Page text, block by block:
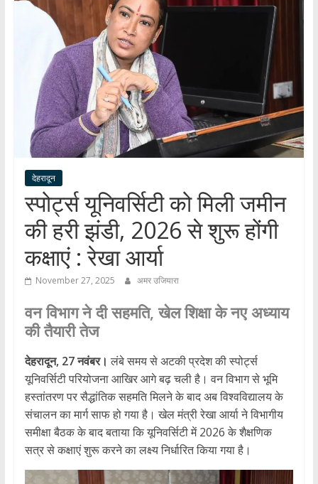
सबकी
खबर
देहरादून
स्पोर्ट्स यूनिवर्सिटी को मिली जमीन
की हरी झंडी, 2026 से शुरू होंगी
कक्षाएं : रेखा आर्या
November 27, 2025 अमर उजियारा
वन विभाग ने दी सहमति, खेल शिक्षा के नए अध्याय
की तैयारी तेज
देहरादून, 27 नवंबर। लंबे समय से अटकी प्रदेश की स्पोर्ट्स
यूनिवर्सिटी परियोजना आखिर आगे बढ़ चली है। वन विभाग से भूमि
हस्तांतरण पर सैद्धांतिक सहमति मिलने के बाद अब विश्वविद्यालय के
संचालन का मार्ग साफ हो गया है। खेल मंत्री रेखा आर्या ने विभागीय
समीक्षा बैठक के बाद बताया कि यूनिवर्सिटी में 2026 के शैक्षणिक
सत्र से कक्षाएं शुरू करने का लक्ष्य निर्धारित किया गया है।